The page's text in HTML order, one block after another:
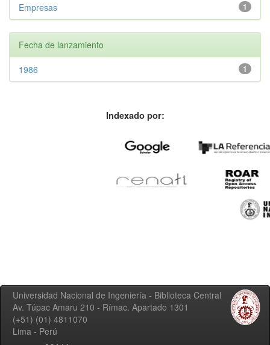
1
Empresas
Fecha de lanzamiento
1
1986
Indexado por:
Universidad Nacional de Ingeniería - Biblioteca Central
Av. Túpac Amaru 210 - Rímac. Apartado 1301
(+51) (01) 4811070
Lima - Perú